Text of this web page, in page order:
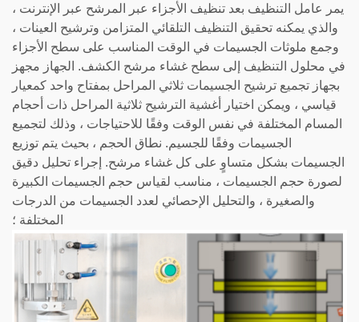
يمر عامل التنظيف بعد تنظيف الأجزاء عبر المرشح عبر الإنترنت ،
والذي يمكنه تحقيق التنظيف التلقائي المتزامن وترشيح العينات ،
وجمع ملوثات الجسيمات في الوقت المناسب على سطح الأجزاء
في محلول التنظيف إلى سطح غشاء مرشح الكشف. الجهاز مجهز
بجهاز تجميع ترشيح الجسيمات ثلاثي المراحل بمفتاح واحد كمعيار
قياسي ، ويمكن اختيار أغشية الترشيح ثلاثية المراحل ذات أحجام
المسام المختلفة في نفس الوقت وفقًا للاحتياجات ، وذلك لتجميع
الجسيمات وفقًا للجسيم. نطاق الحجم ، بحيث يتم توزيع
الجسيمات بشكل متساوٍ على كل غشاء مرشح. إجراء تحليل دقيق
لصورة حجم الجسيمات ، مناسب لقياس حجم الجسيمات الكبيرة
والصغيرة ، والتحليل الإحصائي لعدد الجسيمات من الدرجات
المختلفة ؛